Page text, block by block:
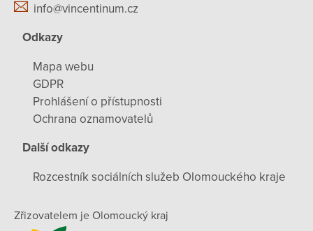
info@vincentinum.cz
Odkazy
Mapa webu
GDPR
Prohlášení o přístupnosti
Ochrana oznamovatelů
Další odkazy
Rozcestník sociálních služeb Olomouckého kraje
Zřizovatelem je Olomoucký kraj